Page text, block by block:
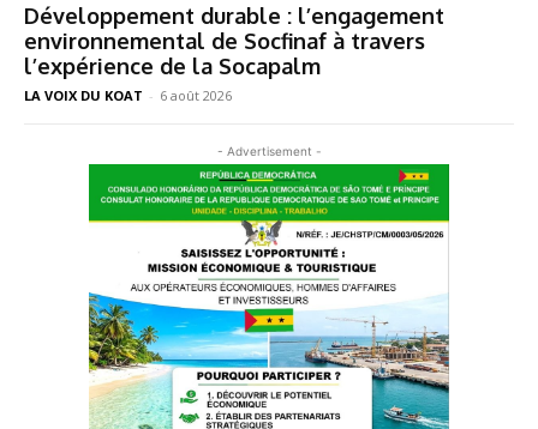
Développement durable : l’engagement
environnemental de Socfinaf à travers
l’expérience de la Socapalm
LA VOIX DU KOAT - 6 août 2026
- Advertisement -